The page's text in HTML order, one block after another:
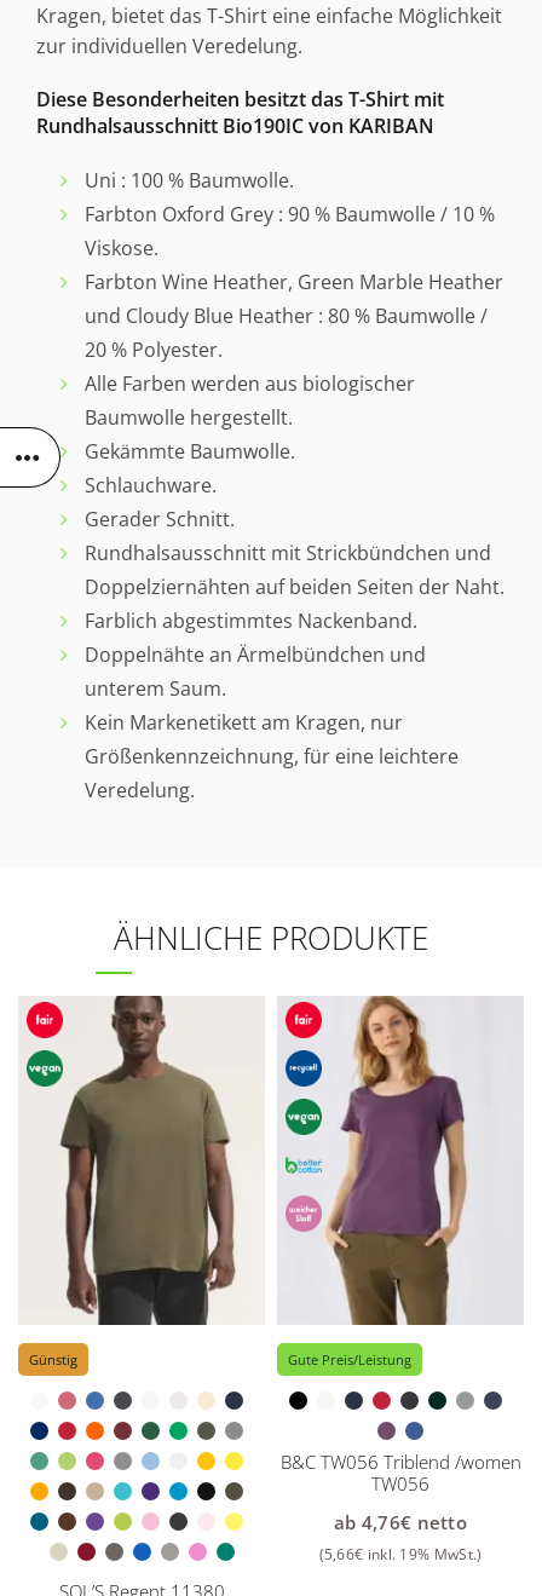
Kragen, bietet das T-Shirt eine einfache Möglichkeit
zur individuellen Veredelung.
Diese Besonderheiten besitzt das T-Shirt mit
Rundhalsausschnitt Bio190IC von KARIBAN
Uni : 100 % Baumwolle.
Farbton Oxford Grey : 90 % Baumwolle / 10 %
Viskose.
Farbton Wine Heather, Green Marble Heather
und Cloudy Blue Heather : 80 % Baumwolle /
20 % Polyester.
Alle Farben werden aus biologischer
Baumwolle hergestellt.
Gekämmte Baumwolle.
Schlauchware.
Gerader Schnitt.
Rundhalsausschnitt mit Strickbündchen und
Doppelziernähten auf beiden Seiten der Naht.
Farblich abgestimmtes Nackenband.
Doppelnähte an Ärmelbündchen und
unterem Saum.
Kein Markenetikett am Kragen, nur
Größenkennzeichnung, für eine leichtere
Veredelung.
ÄHNLICHE PRODUKTE
Günstig
SOL’S Regent 11380
Gute Preis/Leistung
B&C TW056 Triblend /women
TW056
ab 4,76€ netto
(5,66€ inkl. 19% MwSt.)